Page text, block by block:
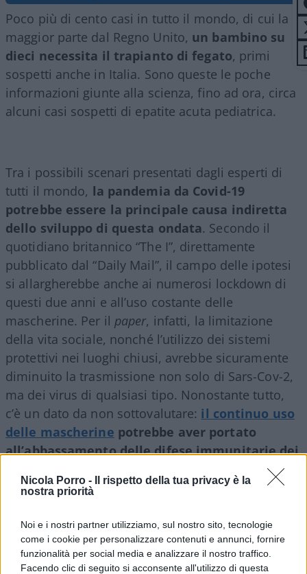
Nicola Porro -
Il rispetto della tua privacy è la
nostra priorità
Noi e i nostri partner utilizziamo, sul nostro sito, tecnologie
come i cookie per personalizzare contenuti e annunci, fornire
funzionalità per social media e analizzare il nostro traffico.
Facendo clic di seguito si acconsente all'utilizzo di questa
Poco più di cento casi in tutto il mondo, di cui la
maggior parte dal Regno Unito, un bambino su
dieci necessita il trapianto di fegato, primi
sospetti anche in Italia. Sono queste le poche
informazioni giunte alla scienza, fino ad ora, circa
alcuni casi sospetti di epatite acuta pediatrica.
Tra i possibili scenari presentati dagli esperti di
tutti il mondo, la pandemia da Covid-19
potrebbe essere la principale causa indiretta
dello sviluppo di questa ondata. Secondo il
quotidiano britannico “The I”, direttamente
pubblicato dal “Daily Mail”, il campo delle ipotesi
si allargherebbe anche ai numerosi lockdown di
questi due anni e all’uso costante delle
mascherine. Per il paper, infatti, la limitazione
della vita sociale, nonché l’utilizzo dei sistemi
protettivi nei luoghi chiusi, avrebbe sicuramente
diminuito la trasmissione non solo di Sars-Cov-2,
ma dei virus di qualsiasi tipo. Nonostante tutto,
c’è un dato da non sottovalutare: il continuo uso
delle mascherine potrebbe aver portato
all’abbassamento delle difese immunitarie dei
contro la nuova epatite acuta.
Secondo il dott.Matteo Bassetti, specialista in
malattie infettive, rimane comunque improbabile
l’ipotesi che si tratti di Covid-19 e, interpellato da